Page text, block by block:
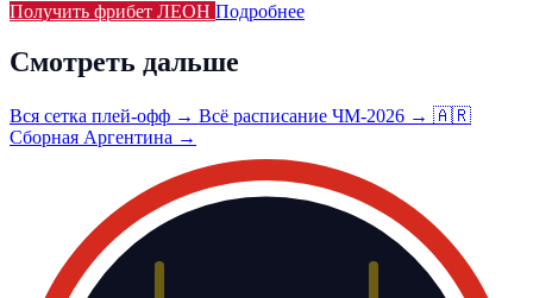
Получить фрибет ЛЕОН Подробнее
Смотреть дальше
Вся сетка плей-офф → Всё расписание ЧМ-2026 → 🇦🇷
Сборная Аргентина →